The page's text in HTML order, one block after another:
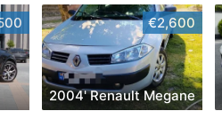
€2,600
2004' Renault Megane